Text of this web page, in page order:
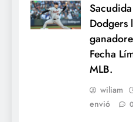
Dodgers
Fecha
MLB.
wiliam
envió
0